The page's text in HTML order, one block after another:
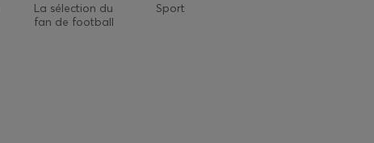
La sélection du
fan de football
Sport